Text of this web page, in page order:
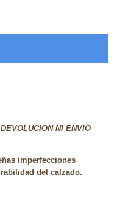
NI ENVIO
imperfecciones
del calzado.